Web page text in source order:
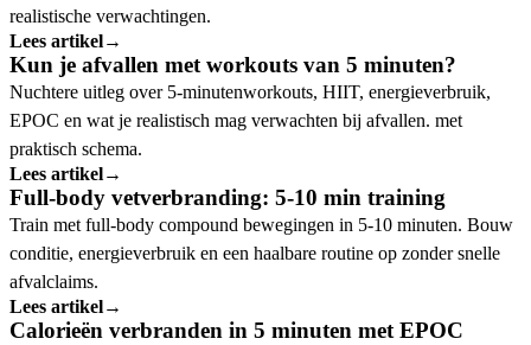
realistische verwachtingen.
Lees artikel→
Kun je afvallen met workouts van 5 minuten?
Nuchtere uitleg over 5-minutenworkouts, HIIT, energieverbruik,
EPOC en wat je realistisch mag verwachten bij afvallen. met
praktisch schema.
Lees artikel→
Full-body vetverbranding: 5-10 min training
Train met full-body compound bewegingen in 5-10 minuten. Bouw
conditie, energieverbruik en een haalbare routine op zonder snelle
afvalclaims.
Lees artikel→
Calorieën verbranden in 5 minuten met EPOC